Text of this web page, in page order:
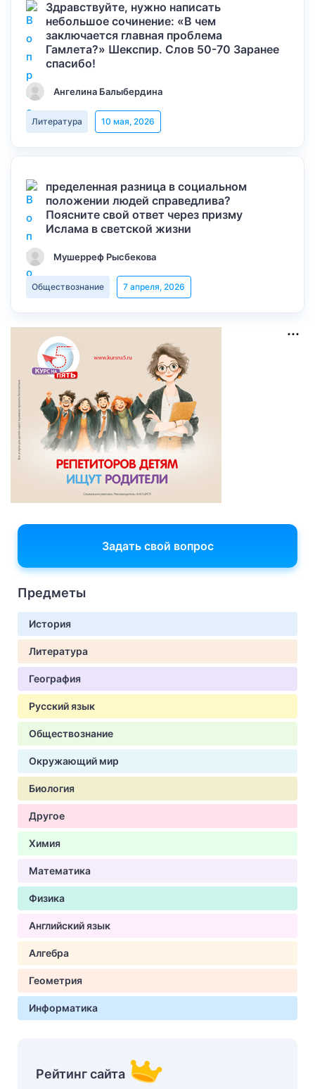
Здравствуйте, нужно написать
небольшое сочинение: «В чем
заключается главная проблема
Гамлета?» Шекспир. Слов 50-70 Заранее
спасибо!
Ангелина Балыбердина
Литература 10 мая, 2026
пределенная разница в социальном
положении людей справедлива?
Поясните свой ответ через призму
Ислама в светской жизни
Мушерреф Рысбекова
Обществознание 7 апреля, 2026
Задать свой вопрос
Предметы
История
Литература
География
Русский язык
Обществознание
Окружающий мир
Биология
Другое
Химия
Математика
Физика
Английский язык
Алгебра
Геометрия
Информатика
Рейтинг сайта